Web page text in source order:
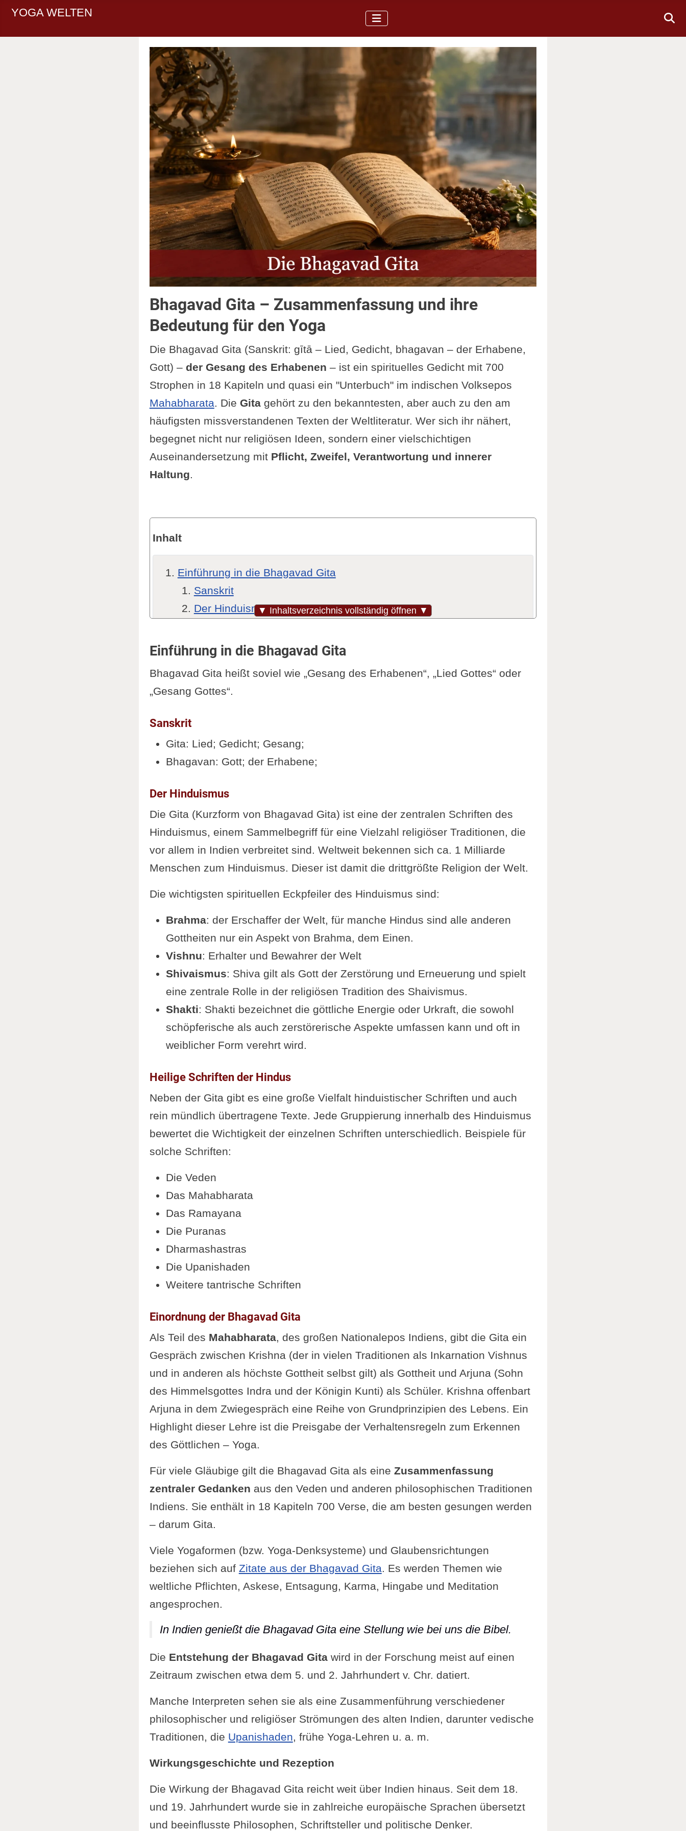
YOGA WELTEN
Bhagavad Gita – Zusammenfassung und ihre
Bedeutung für den Yoga
Die Bhagavad Gita (Sanskrit: gītā – Lied, Gedicht, bhagavan – der Erhabene,
Gott) – der Gesang des Erhabenen – ist ein spirituelles Gedicht mit 700
Strophen in 18 Kapiteln und quasi ein "Unterbuch" im indischen Volksepos
Mahabharata. Die Gitagehört zu den bekanntesten, aber auch zu den am
häufigsten missverstandenen Texten der Weltliteratur. Wer sich ihr nähert,
begegnet nicht nur religiösen Ideen, sondern einer vielschichtigen
Auseinandersetzung mit Pflicht, Zweifel, Verantwortung und innerer
Haltung.
▼ Inhaltsverzeichnis vollständig öffnen ▼
Inhalt
Einführung in die Bhagavad Gita
Sanskrit
Der Hinduismus
Einordnung der Bhagavad Gita
Zentrale Lehren der Bhagavad Gita
Historischer und erzählerischer Kontext
Schlüsselbegriffe verständlich erklärt
Aufbau der 18 Kapitel
Fun Facts zur Gita
Einordnung
Ergänzung oder Frage von dir
Einführung in die Bhagavad Gita
Bhagavad Gita heißt soviel wie „Gesang des Erhabenen“, „Lied Gottes“ oder
„Gesang Gottes“.
Sanskrit
Gita: Lied; Gedicht; Gesang;
Bhagavan: Gott; der Erhabene;
Der Hinduismus
Die Gita (Kurzform von Bhagavad Gita) ist eine der zentralen Schriften des
Hinduismus, einem Sammelbegriff für eine Vielzahl religiöser Traditionen, die
vor allem in Indien verbreitet sind. Weltweit bekennen sich ca. 1 Milliarde
Menschen zum Hinduismus. Dieser ist damit die drittgrößte Religion der Welt.
Die wichtigsten spirituellen Eckpfeiler des Hinduismus sind:
Brahma: der Erschaffer der Welt, für manche Hindus sind alle anderen
Gottheiten nur ein Aspekt von Brahma, dem Einen.
Vishnu: Erhalter und Bewahrer der Welt
Shivaismus: Shiva gilt als Gott der Zerstörung und Erneuerung und spielt
eine zentrale Rolle in der religiösen Tradition des Shaivismus.
Shakti: Shakti bezeichnet die göttliche Energie oder Urkraft, die sowohl
schöpferische als auch zerstörerische Aspekte umfassen kann und oft in
weiblicher Form verehrt wird.
Heilige Schriften der Hindus
Neben der Gita gibt es eine große Vielfalt hinduistischer Schriften und auch
rein mündlich übertragene Texte. Jede Gruppierung innerhalb des Hinduismus
bewertet die Wichtigkeit der einzelnen Schriften unterschiedlich. Beispiele für
solche Schriften:
Die Veden
Das Mahabharata
Das Ramayana
Die Puranas
Dharmashastras
Die Upanishaden
Weitere tantrische Schriften
Einordnung der Bhagavad Gita
Als Teil des Mahabharata, des großen Nationalepos Indiens, gibt die Gita ein
Gespräch zwischen Krishna (der in vielen Traditionen als Inkarnation Vishnus
und in anderen als höchste Gottheit selbst gilt) als Gottheit und Arjuna (Sohn
des Himmelsgottes Indra und der Königin Kunti) als Schüler. Krishna offenbart
Arjuna in dem Zwiegespräch eine Reihe von Grundprinzipien des Lebens. Ein
Highlight dieser Lehre ist die Preisgabe der Verhaltensregeln zum Erkennen
des Göttlichen – Yoga.
Für viele Gläubige gilt die Bhagavad Gita als eine Zusammenfassung
zentraler Gedanken aus den Veden und anderen philosophischen Traditionen
Indiens. Sie enthält in 18 Kapiteln 700 Verse, die am besten gesungen werden
– darum Gita.
Viele Yogaformen (bzw. Yoga-Denksysteme) und Glaubensrichtungen
beziehen sich auf Zitate aus der Bhagavad Gita. Es werden Themen wie
weltliche Pflichten, Askese, Entsagung, Karma, Hingabe und Meditation
angesprochen.
In Indien genießt die Bhagavad Gita eine Stellung wie bei uns die Bibel.
Die Entstehung der Bhagavad Gitawird in der Forschung meist auf einen
Zeitraum zwischen etwa dem 5. und 2. Jahrhundert v. Chr. datiert.
Manche Interpreten sehen sie als eine Zusammenführung verschiedener
philosophischer und religiöser Strömungen des alten Indien, darunter vedische
Traditionen, die Upanishaden, frühe Yoga-Lehren u. a. m.
Wirkungsgeschichte und Rezeption
Die Wirkung der Bhagavad Gita reicht weit über Indien hinaus. Seit dem 18.
und 19. Jahrhundert wurde sie in zahlreiche europäische Sprachen übersetzt
und beeinflusste Philosophen, Schriftsteller und politische Denker.